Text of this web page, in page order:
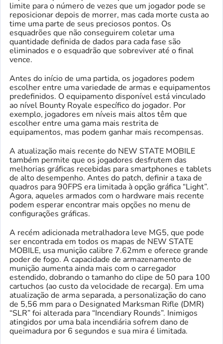
limite para o número de vezes que um jogador pode se
reposicionar depois de morrer, mas cada morte custa ao
time uma parte de seus preciosos pontos. Os
esquadrões que não conseguirem coletar uma
quantidade definida de dados para cada fase são
eliminados e o esquadrão que sobreviver até o final
vence.
Antes do início de uma partida, os jogadores podem
escolher entre uma variedade de armas e equipamentos
predefinidos. O equipamento disponível está vinculado
ao nível Bounty Royale específico do jogador. Por
exemplo, jogadores em níveis mais altos têm que
escolher entre uma gama mais restrita de
equipamentos, mas podem ganhar mais recompensas.
A atualização mais recente do NEW STATE MOBILE
também permite que os jogadores desfrutem das
melhorias gráficas recebidas para smartphones e tablets
de alto desempenho. Antes do patch, definir a taxa de
quadros para 90FPS era limitada à opção gráfica “Light”.
Agora, aqueles armados com o hardware mais recente
podem esperar encontrar mais opções no menu de
configurações gráficas.
A recém adicionada metralhadora leve MG5, que pode
ser encontrada em todos os mapas de NEW STATE
MOBILE, usa munição calibre 7.62mm e oferece grande
poder de fogo. A capacidade de armazenamento de
munição aumenta ainda mais com o carregador
estendido, dobrando o tamanho do clipe de 50 para 100
cartuchos (ao custo da velocidade de recarga). Em uma
atualização de arma separada, a personalização do cano
de 5,56 mm para o Designated Marksman Rifle (DMR)
“SLR” foi alterada para “Incendiary Rounds”. Inimigos
atingidos por uma bala incendiária sofrem dano de
queimadura por 6 segundos e sua mira é limitada.